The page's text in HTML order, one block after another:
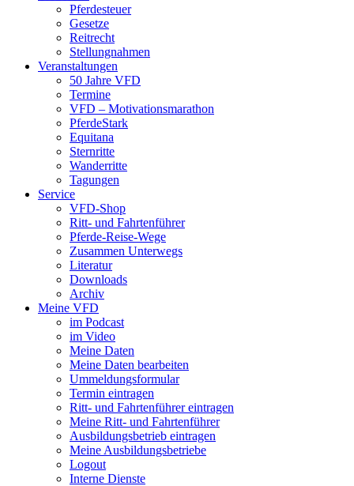
Pferdesteuer
Gesetze
Reitrecht
Stellungnahmen
Veranstaltungen
50 Jahre VFD
Termine
VFD – Motivationsmarathon
PferdeStark
Equitana
Sternritte
Wanderritte
Tagungen
Service
VFD-Shop
Ritt- und Fahrtenführer
Pferde-Reise-Wege
Zusammen Unterwegs
Literatur
Downloads
Archiv
Meine VFD
im Podcast
im Video
Meine Daten
Meine Daten bearbeiten
Ummeldungsformular
Termin eintragen
Ritt- und Fahrtenführer eintragen
Meine Ritt- und Fahrtenführer
Ausbildungsbetrieb eintragen
Meine Ausbildungsbetriebe
Logout
Interne Dienste